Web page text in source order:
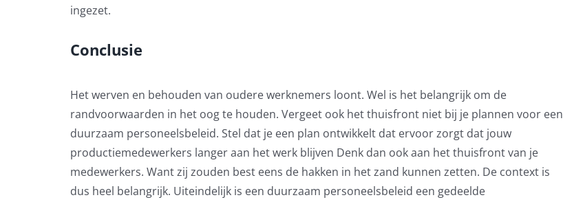
ingezet.
Conclusie
Het werven en behouden van oudere werknemers loont. Wel is het belangrijk om de
randvoorwaarden in het oog te houden. Vergeet ook het thuisfront niet bij je plannen voor een
duurzaam personeelsbeleid. Stel dat je een plan ontwikkelt dat ervoor zorgt dat jouw
productiemedewerkers langer aan het werk blijven Denk dan ook aan het thuisfront van je
medewerkers. Want zij zouden best eens de hakken in het zand kunnen zetten. De context is
dus heel belangrijk. Uiteindelijk is een duurzaam personeelsbeleid een gedeelde